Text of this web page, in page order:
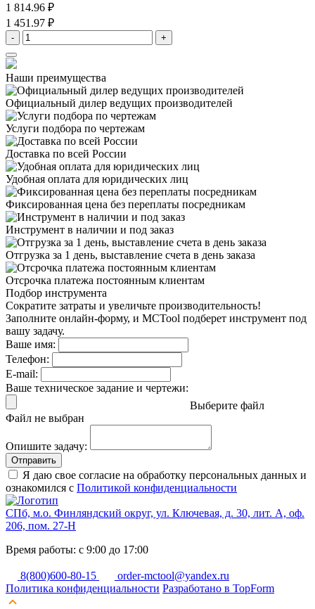
1 814.96 ₽
1 451.97 ₽
- +
Наши преимущества
Официальный дилер ведущих производителей
Услуги подбора по чертежам
Доставка по всей России
Удобная оплата для юридических лиц
Фиксированная цена без переплаты посредникам
Инструмент в наличии и под заказ
Отгрузка за 1 день, выставление счета в день заказа
Отсрочка платежа постоянным клиентам
Подбор инструмента
Сократите затраты и увеличьте производительность!
Заполните онлайн-форму, и MCTool подберет инструмент под
вашу задачу.
Ваше имя:
Телефон:
E-mail:
Ваше техническое задание и чертежи:
Выберите файл
Файл не выбран
Опишите задачу:
Отправить
Я даю свое согласие на обработку персональных данных и
ознакомился с Политикой конфиденциальности
СПб, м.о. Финляндский округ, ул. Ключевая, д. 30, лит. А, оф.
206, пом. 27-Н
Время работы: с 9:00 до 17:00
8(800)600-80-15
order-mctool@yandex.ru
Политика конфиденциальности Разработано в TopForm